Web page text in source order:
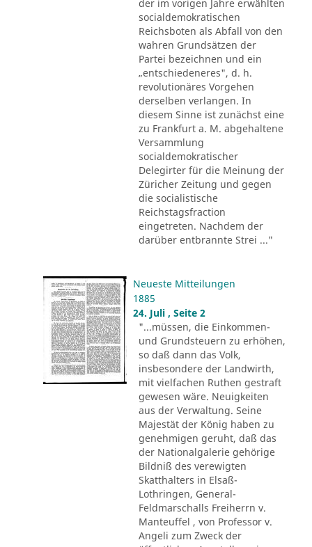
der im vorigen Jahre erwählten
socialdemokratischen
Reichsboten als Abfall von den
wahren Grundsätzen der
Partei bezeichnen und ein
„entschiedeneres", d. h.
revolutionäres Vorgehen
derselben verlangen. In
diesem Sinne ist zunächst eine
zu Frankfurt a. M. abgehaltene
Versammlung
socialdemokratischer
Delegirter für die Meinung der
Züricher Zeitung und gegen
die socialistische
Reichstagsfraction
eingetreten. Nachdem der
darüber entbrannte Strei ..."
Neueste Mitteilungen
1885
24. Juli , Seite 2
"...müssen, die Einkommen-
und Grundsteuern zu erhöhen,
so daß dann das Volk,
insbesondere der Landwirth,
mit vielfachen Ruthen gestraft
gewesen wäre. Neuigkeiten
aus der Verwaltung. Seine
Majestät der König haben zu
genehmigen geruht, daß das
der Nationalgalerie gehörige
Bildniß des verewigten
Skatthalters in Elsaß-
Lothringen, General-
Feldmarschalls Freiherrn v.
Manteuffel , von Professor v.
Angeli zum Zweck der